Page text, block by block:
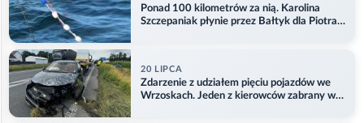
Ponad 100 kilometrów za nią. Karolina
Szczepaniak płynie przez Bałtyk dla Piotra.
20 LIPCA
Zdarzenie z udziałem pięciu pojazdów we
Wrzoskach. Jeden z kierowców zabrany w